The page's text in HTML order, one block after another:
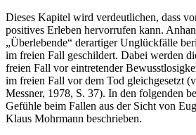
Dieses Kapitel wird verdeutlichen, dass
positives Erleben hervorrufen kann.
„Überlebende“ derartiger Unglückfälle
im freien Fall geschildert. Dabei werden
freien Fall vor eintretender
im freien Fall vor dem Tod gleichgesetzt
Messner, 1978, S. 37). In den folgenden
Gefühle beim Fallen aus der Sicht von
Klaus Mohrmann beschrieben.